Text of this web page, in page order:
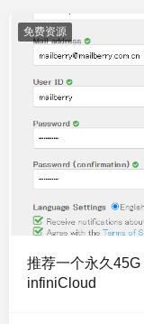
免费资源
推荐一个永久
infiniCloud